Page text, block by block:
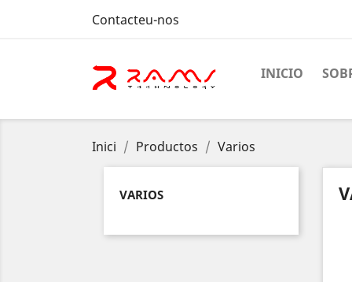
Contacteu-nos
INICIO
Inici Productos Varios
VARIOS